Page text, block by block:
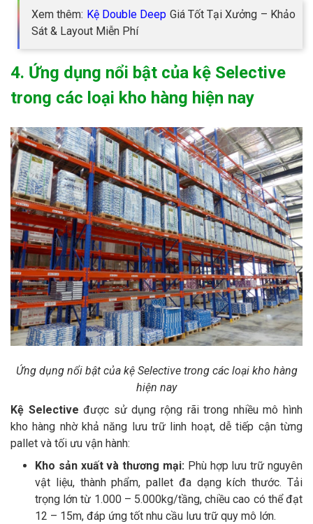
Xem thêm: Kệ Double Deep Giá Tốt Tại Xưởng – Khảo
Sát & Layout Miễn Phí
4. Ứng dụng nổi bật của kệ Selective
trong các loại kho hàng hiện nay
Ứng dụng nổi bật của kệ Selective trong các loại kho hàng
hiện nay
Kệ Selective được sử dụng rộng rãi trong nhiều mô hình
kho hàng nhờ khả năng lưu trữ linh hoạt, dễ tiếp cận từng
pallet và tối ưu vận hành:
Kho sản xuất và thương mại: Phù hợp lưu trữ nguyên
vật liệu, thành phẩm, pallet đa dạng kích thước. Tải
trọng lớn từ 1.000 – 5.000kg/tầng, chiều cao có thể đạt
12 – 15m, đáp ứng tốt nhu cầu lưu trữ quy mô lớn.